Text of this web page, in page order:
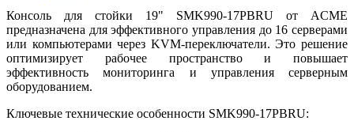
Консоль для стойки 19" SMK990-17PBRU от ACME
предназначена для эффективного управления до 16 серверами
или компьютерами через KVM-переключатели. Это решение
оптимизирует рабочее пространство и повышает
эффективность мониторинга и управления серверным
оборудованием.
Ключевые технические особенности SMK990-17PBRU: